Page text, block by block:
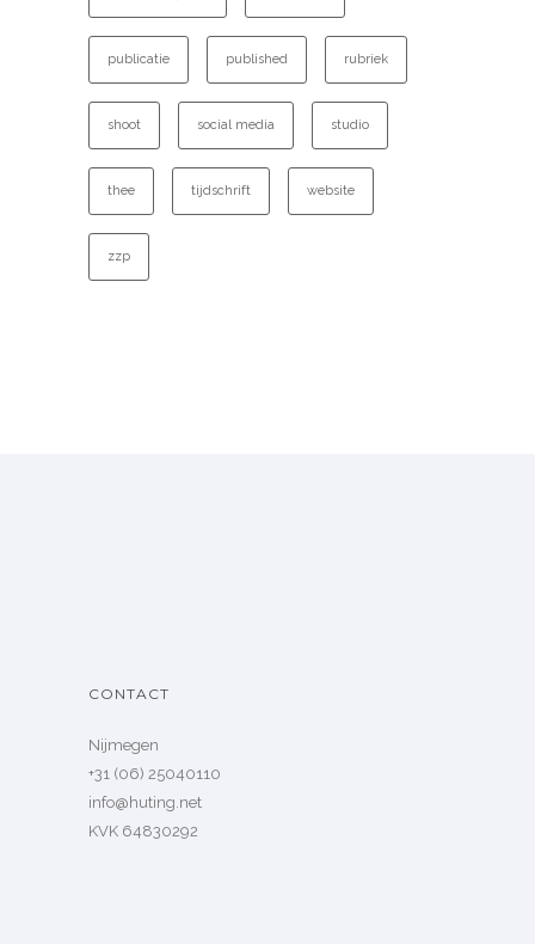
publicatie published rubriek
shoot social media studio
thee tijdschrift website
zzp
CONTACT
Nijmegen
+31 (06) 25040110
info@huting.net
KVK 64830292